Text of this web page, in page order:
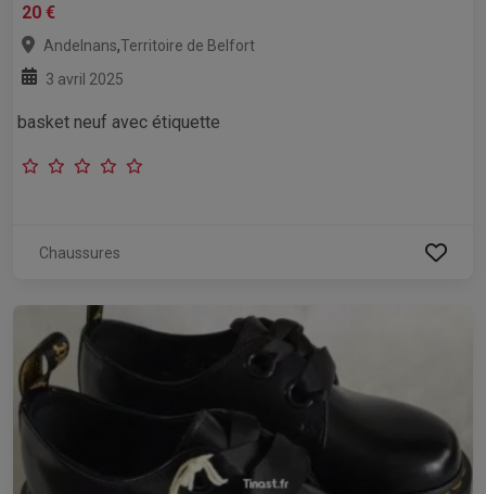
20 €
Andelnans,Territoire de Belfort
3 avril 2025
basket neuf avec étiquette
Chaussures